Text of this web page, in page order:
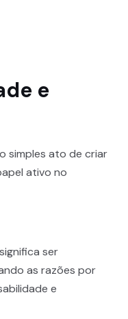
e
simples ato de criar
ativo no
ser
as razões por
e